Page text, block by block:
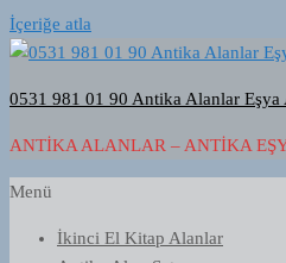
İçeriğe atla
0531 981 01 90 Antika Alanlar Eşya
ANTIKA ALANLAR – ANTIKA
Menü
İkinci El Kitap Alanlar